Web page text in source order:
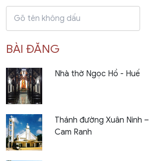
BÀI ĐĂNG
Nhà thờ Ngọc Hồ - Huế
Thánh đường Xuân Ninh –
Cam Ranh